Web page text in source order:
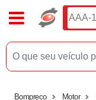
Bompreco Motor